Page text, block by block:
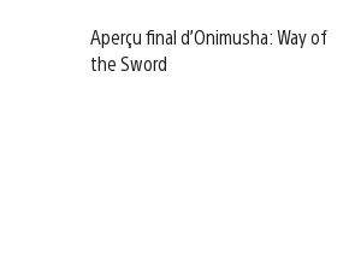
Aperçu final d’Onimusha: Way of
the Sword